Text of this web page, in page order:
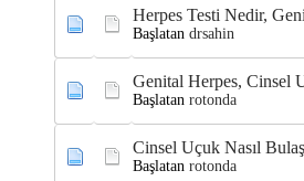
Herpes Testi Nedir,
Başlatan drsahin
Genital Herpes, Cinsel
Başlatan rotonda
Cinsel Uçuk Nasıl
Başlatan rotonda